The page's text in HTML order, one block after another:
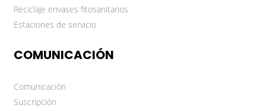
Reciclaje envases fitosanitarios
Estaciones de servicio
COMUNICACIÓN
Comunicación
Suscripción